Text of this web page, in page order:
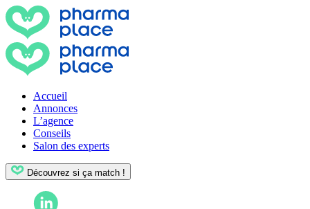
Accueil
Annonces
L’agence
Conseils
Salon des experts
Découvrez si ça match !